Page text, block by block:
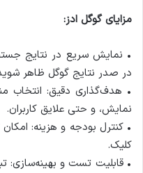
مزایای گوگل ادز:
• نمایش سریع در نتایج
در صدر نتایج گوگل ظاهر
• هدف‌گذاری دقیق: انتخاب
نمایش، و حتی علایق کاربران.
• کنترل بودجه و هزینه:
کلیک.
• قابلیت تست و بهینه‌سازی: